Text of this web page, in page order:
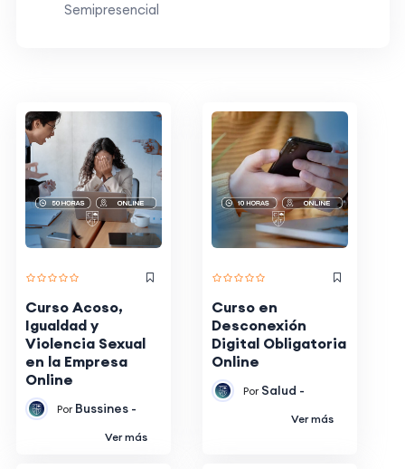
Semipresencial
Curso Acoso,
Igualdad y
Violencia Sexual
en la Empresa
Online
Por Bussines -
Ver más
Curso en
Desconexión
Digital Obligatoria
Online
Por Salud -
Ver más